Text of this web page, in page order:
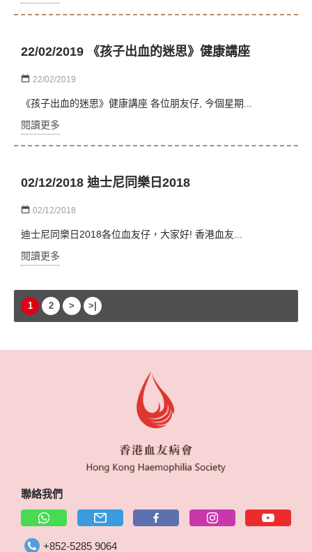
22/02/2019 《孩子出血的迷思》健康講座
22/02/2019
《孩子出血的迷思》健康講座 各位朋友仔, 今個星期...
閱讀更多
02/12/2018 迪士尼同樂日2018
02/12/2018
迪士尼同樂日2018各位血友仔，大家好! 香港血友...
閱讀更多
1 2 > >|
聯絡我們
+852-5285 9064